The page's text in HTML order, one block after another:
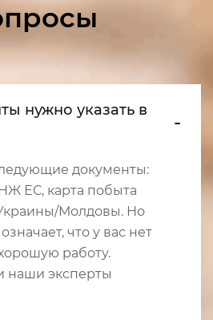
нужно указать в
документы:
ЕС, карта побыта
Молдовы. Но
что у вас нет
работу.
наши эксперты